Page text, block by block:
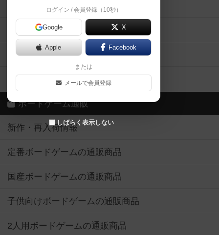
ログイン / 会員登録（10秒）
Google X
Apple Facebook
または
メールで会員登録
しばらく表示しない
掲示板・トピックス
ボドとも・会員一覧
ボードゲーム業界コラム
ボドゲーマご利用案内
ボードゲーム通販
新作・再入荷情報
定番ボードゲームの通販商品
国産ボードゲームの通販商品
子供向けボードゲームの通販商品
2人用ボードゲームの通販商品